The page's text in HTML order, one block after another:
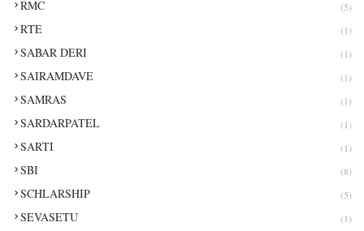
RMC (5)
RTE (1)
SABAR DERI (1)
SAIRAMDAVE (1)
SAMRAS (1)
SARDARPATEL (1)
SARTI (1)
SBI (8)
SCHLARSHIP (5)
SEVASETU (1)